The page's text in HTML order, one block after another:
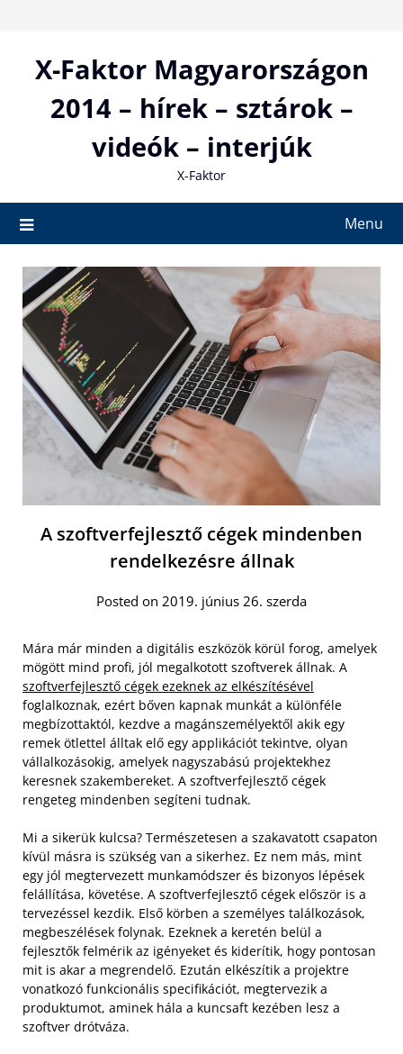
contentX-Faktor Magyarországon
2014 – hírek – sztárok –
videók – interjúk
X-Faktor
Menu
A szoftverfejlesztő cégek mindenben
rendelkezésre állnak
Posted on 2019. június 26. szerda
Mára már minden a digitális eszközök körül forog, amelyek
mögött mind profi, jól megalkotott szoftverek állnak. A
szoftverfejlesztő cégek ezeknek az elkészítésével
foglalkoznak, ezért bőven kapnak munkát a különféle
megbízottaktól, kezdve a magánszemélyektől akik egy
remek ötlettel álltak elő egy applikációt tekintve, olyan
vállalkozásokig, amelyek nagyszabású projektekhez
keresnek szakembereket. A szoftverfejlesztő cégek
rengeteg mindenben segíteni tudnak.
Mi a sikerük kulcsa? Természetesen a szakavatott csapaton
kívül másra is szükség van a sikerhez. Ez nem más, mint
egy jól megtervezett munkamódszer és bizonyos lépések
felállítása, követése. A szoftverfejlesztő cégek először is a
tervezéssel kezdik. Első körben a személyes találkozások,
megbeszélések folynak. Ezeknek a keretén belül a
fejlesztők felmérik az igényeket és kiderítik, hogy pontosan
mit is akar a megrendelő. Ezután elkészítik a projektre
vonatkozó funkcionális specifikációt, megtervezik a
produktumot, aminek hála a kuncsaft kezében lesz a
szoftver drótváza.